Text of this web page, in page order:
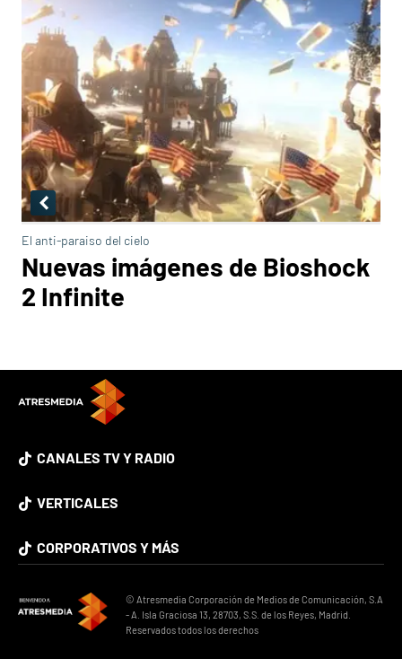
El anti-paraiso del cielo
Nuevas imágenes de Bioshock
2 Infinite
CANALES TV Y RADIO
VERTICALES
CORPORATIVOS Y MÁS
© Atresmedia Corporación de Medios de Comunicación, S.A
- A. Isla Graciosa 13, 28703, S.S. de los Reyes, Madrid.
Reservados todos los derechos